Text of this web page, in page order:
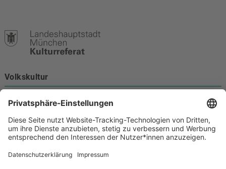
Volkskultur
80331 München
Kontakt
089 233-21172
volkskultur@muenchen.de